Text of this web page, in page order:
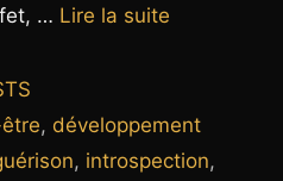
… Lire la suite
, développement
, introspection,